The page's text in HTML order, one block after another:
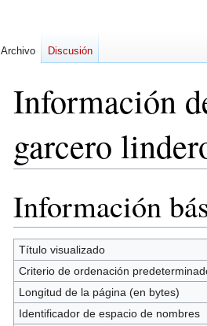
Información
garcero
la
navegación
la
búsqueda
Información
Título visualizado
Criterio de ordenación
Longitud de la página (en bytes)
Identificador de espacio de nombres
Archivo Discusión